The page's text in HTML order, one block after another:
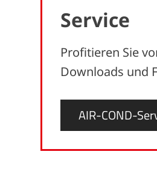
Service
Profitieren Sie
Downloads und
AIR-COND-